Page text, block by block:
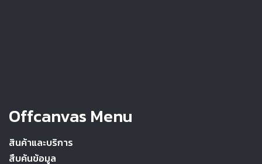
Offcanvas Menu
สินค้าและบริการ
สืบค้นข้อมูล